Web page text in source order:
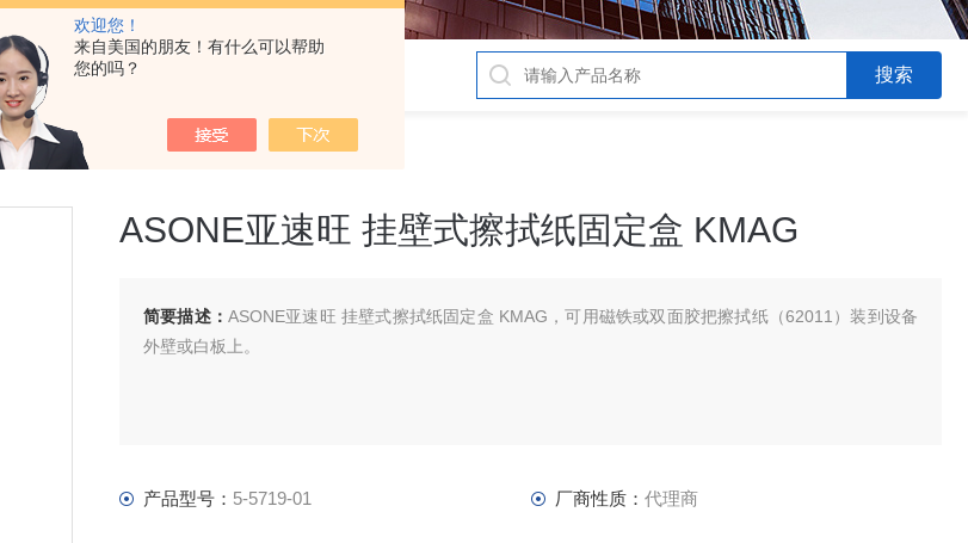
欢迎您！
来自美国的朋友！有什么可以帮助
您的吗？
验仪器，摇床、磁力搅拌器，电子天平
01ASONE亚速旺 挂壁式擦拭纸固定盒 KMAG
ASONE亚速旺 挂壁式擦拭纸固定盒 KMAG
简要描述： ASONE亚速旺 挂壁式擦拭纸固定盒 KMAG，可用磁铁或双面胶把擦拭纸（62011）装到设备
外壁或白板上。
产品型号： 5-5719-01 厂商性质： 代理商